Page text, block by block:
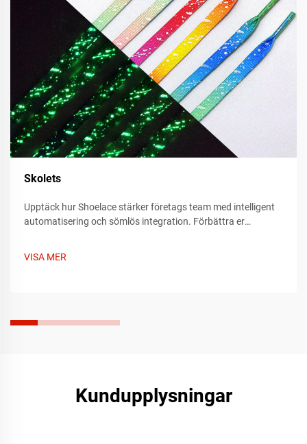
Skolets
Upptäck hur Shoelace stärker företags team med intelligent
automatisering och sömlös integration. Förbättra er
VISA MER
Kundupplysningar